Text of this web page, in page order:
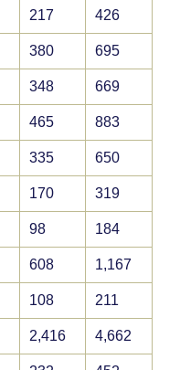
217 426
380 695
348 669
465 883
335 650
170 319
98 184
608 1,167
108 211
2,416 4,662